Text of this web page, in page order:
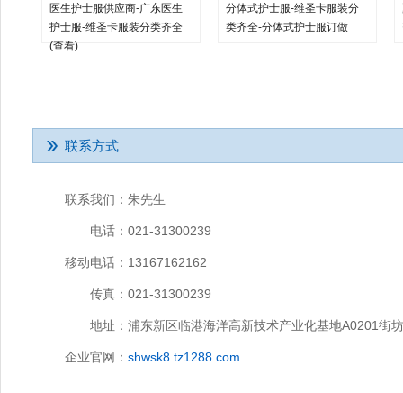
医生护士服供应商-广东医生
护士服-维圣卡服装分类齐全
(查看)
分体式护士服-维圣卡服装分
类齐全-分体式护士服订做
联系方式
联系我们： 朱先生
电话： 021-31300239
移动电话： 13167162162
传真： 021-31300239
地址： 浦东新区临港海洋高新技术产业化基地A0201街
企业官网： shwsk8.tz1288.com